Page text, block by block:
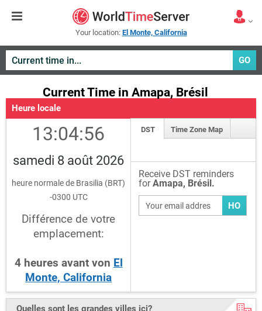
Your location: El Monte, California
GO
Current Time in Amapa, Brésil
Heure locale
13:04:56
samedi 8 août 2026
heure normale de Brasilia (BRT)
-0300 UTC
Différence de votre
emplacement:
4 heures avant von El
Monte, California
DST Time Zone Map
Receive DST reminders
forAmapa, Brésil.
HO
Quelles sont les grandes villes ici?